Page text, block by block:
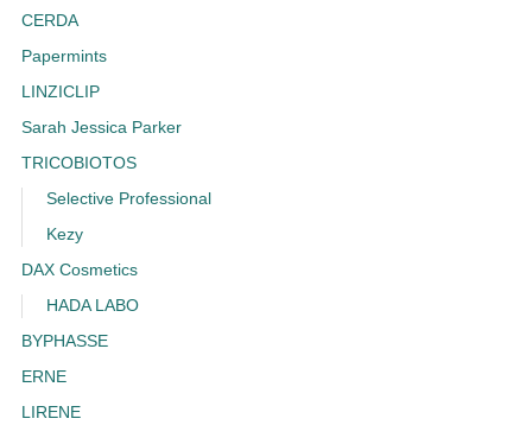
CERDA
Papermints
LINZICLIP
Sarah Jessica Parker
TRICOBIOTOS
Selective Professional
Kezy
DAX Cosmetics
HADA LABO
BYPHASSE
ERNE
LIRENE